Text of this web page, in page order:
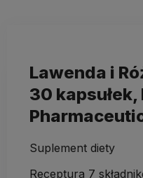
Lawenda i
30 kapsułek,
Suplement diety
Receptura 7